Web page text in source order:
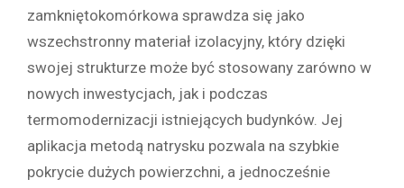
zamkniętokomórkowa sprawdza się jako
wszechstronny materiał izolacyjny, który dzięki
swojej strukturze może być stosowany zarówno w
nowych inwestycjach, jak i podczas
termomodernizacji istniejących budynków. Jej
aplikacja metodą natrysku pozwala na szybkie
pokrycie dużych powierzchni, a jednocześnie